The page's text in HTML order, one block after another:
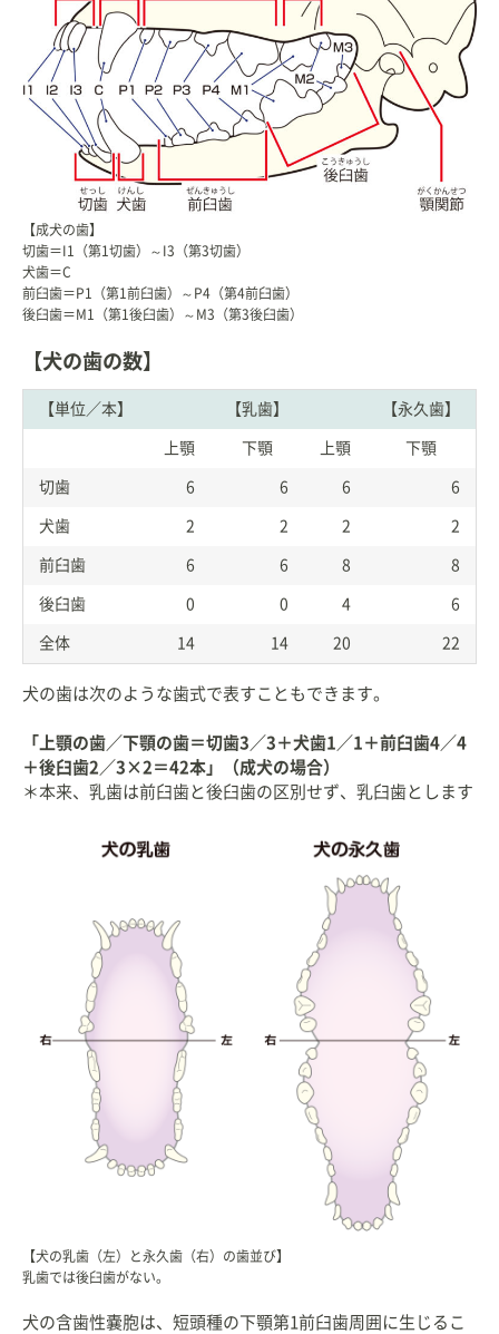
【成犬の歯】
切歯＝I1（第1切歯）～I3（第3切歯）
犬歯＝C
前臼歯＝P1（第1前臼歯）～P4（第4前臼歯）
後臼歯＝M1（第1後臼歯）～M3（第3後臼歯）
【犬の歯の数】
【単位／本】 【乳歯】 【永久歯】
上顎 下顎 上顎 下顎
切歯 6 6 6 6
犬歯 2 2 2 2
前臼歯 6 6 8 8
後臼歯 0 0 4 6
全体 14 14 20 22
犬の歯は次のような歯式で表すこともできます。
「上顎の歯／下顎の歯＝切歯3／3＋犬歯1／1＋前臼歯4／4
＋後臼歯2／3×2＝42本」（成犬の場合）
＊本来、乳歯は前臼歯と後臼歯の区別せず、乳臼歯とします
【犬の乳歯（左）と永久歯（右）の歯並び】
乳歯では後臼歯がない。
犬の含歯性嚢胞は、短頭種の下顎第1前臼歯周囲に生じるこ